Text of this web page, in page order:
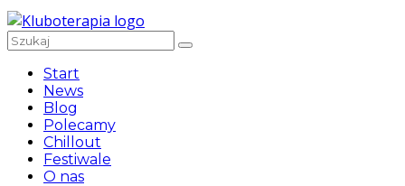
Start
News
Blog
Polecamy
Chillout
Festiwale
O nas